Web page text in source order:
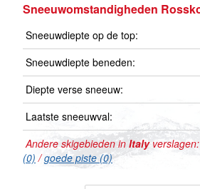
Sneeuwomstandigheden
Sneeuwdiepte op de top:
Sneeuwdiepte beneden:
Diepte verse sneeuw:
Laatste sneeuwval:
Andere skigebieden in Italyverslagen:
(0) /goede piste (0)